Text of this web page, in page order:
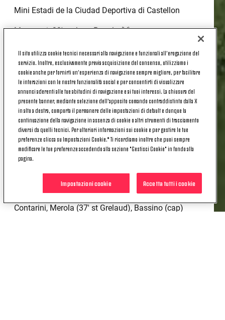
Mini Estadi de la Ciudad Deportiva di Castellon
Marcatori: 33' st Juan Portela (V)
Villarreal:Polo (cap), Petterson, Luque Gimeno (36'
st Bou Sarrion), Palomares Tari, Rodriguez, Gaitan
Diaz (36' st Llopis), Juan Portela (40' st Traore),
Roca Martinez, Reyes Rufs (17' st Hugo Lopez), Ron
Macias (17'st Adelantado), Abad Baranano
A disposizione: Mata Flor, Pla Galdon, Albiol, Ozaez
Ramos
Allenatore: José Manuel Reina Paez
Juventus:Huli, Bamballi, Rizzo (37' st Borasio),
Boufandar, Milia (37'st Mazur), Lopez (23' st
Durmisi), Finocchiaro (17' st Elimoghale), Leone,
Contarini, Merola (37' st Grelaud), Bassino (cap)
Il sito utilizza cookie tecnici necessari alla navigazione e funzionali all’erogazione del
servizio. Inoltre, esclusivamente previa acquisizione del consenso, utilizziamo i
cookie anche per fornirti un’esperienza di navigazione sempre migliore, per facilitare
le interazioni con le nostre funzionalità social e per consentirti di visualizzare
annunci aderenti alle tue abitudini di navigazione e ai tuoi interessi. La chiusura del
presente banner, mediante selezione dell’apposito comando contraddistinto dalla X
in alto a destra, comporta il permanere delle impostazioni di default e dunque la
continuazione della navigazione in assenza di cookie o altri strumenti di tracciamento
diversi da quelli tecnici. Per ulteriori informazioni sui cookie e per gestire le tue
preferenze clicca su Impostazioni Cookie.* Ti ricordiamo inoltre che puoi sempre
modificare le tue preferenze accedendo alla sezione "Gestisci Cookie" in fondo alla
pagina.
Accetta tutti i cookie
Impostazioni cookie